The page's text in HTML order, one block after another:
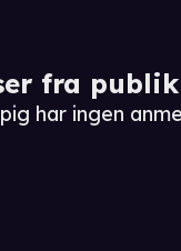
fra
har ingen